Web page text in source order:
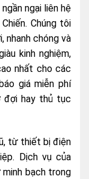
ngại liên hệ
Chúng tôi
nhanh chóng và
kinh nghiệm,
nhất cho các
giá miễn phí
đợi hay thủ tục
từ thiết bị điện
Dịch vụ của
bạch trong